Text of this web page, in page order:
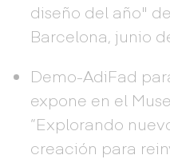
diseño del año"
Barcelona, junio
Demo-AdiFad
expone en el
“Explorando
creación para